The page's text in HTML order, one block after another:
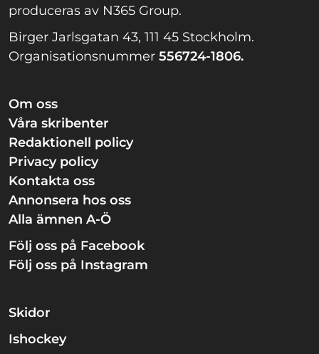
produceras av N365 Group.
Birger Jarlsgatan 43, 111 45 Stockholm.
Organisationsnummer 556724-1806.
Om oss
Våra skribenter
Redaktionell policy
Privacy policy
Kontakta oss
Annonsera hos oss
Alla ämnen A-Ö
Följ oss på Facebook
Följ oss på Instagram
Skidor
Ishockey